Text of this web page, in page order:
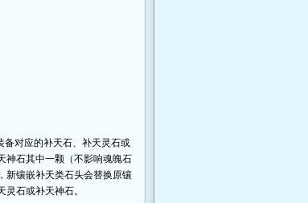
对应的补天石、补天灵石或
神石其中一颗（不影响魂魄石
新镶嵌补天类石头会替换原镶
石或补天神石。